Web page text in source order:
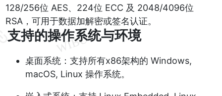
128/256位 AES、224位 ECC 及 2048/4096位
RSA，可用于数据加解密或签名认证。
支持的操作系统与环境
桌面系统：支持所有x86架构的 Windows,
macOS, Linux 操作系统。